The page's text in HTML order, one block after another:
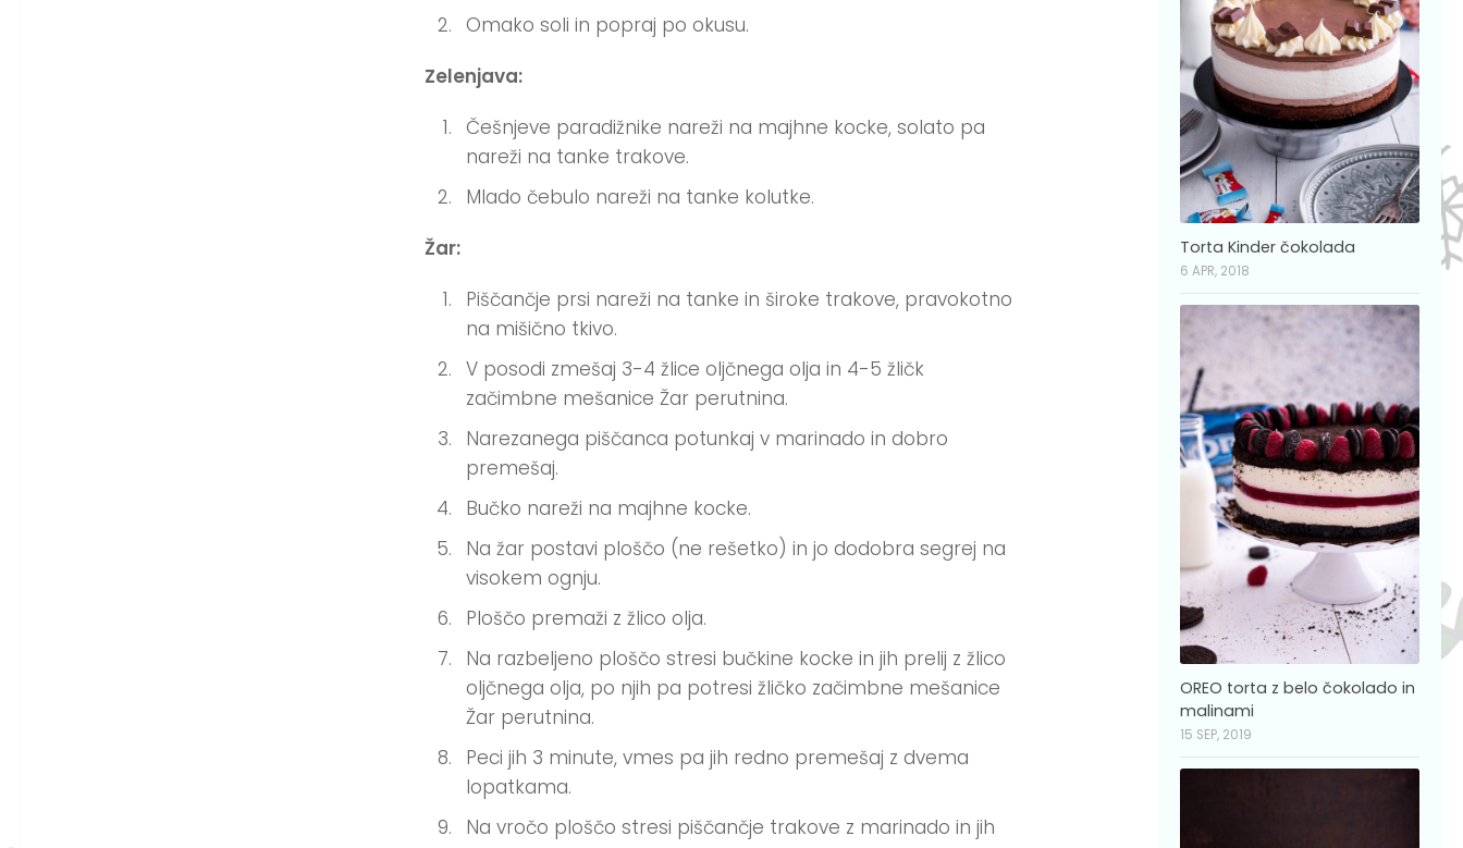
Omako soli in popraj po okusu.
Zelenjava:
Češnjeve paradižnike nareži na majhne kocke, solato pa
nareži na tanke trakove.
Mlado čebulo nareži na tanke kolutke.
Žar:
Piščančje prsi nareži na tanke in široke trakove, pravokotno
na mišično tkivo.
V posodi zmešaj 3-4 žlice oljčnega olja in 4-5 žličk
začimbne mešanice Žar perutnina.
Narezanega piščanca potunkaj v marinado in dobro
premešaj.
Bučko nareži na majhne kocke.
Na žar postavi ploščo (ne rešetko) in jo dodobra segrej na
visokem ognju.
Ploščo premaži z žlico olja.
Na razbeljeno ploščo stresi bučkine kocke in jih prelij z žlico
oljčnega olja, po njih pa potresi žličko začimbne mešanice
Žar perutnina.
Peci jih 3 minute, vmes pa jih redno premešaj z dvema
lopatkama.
Na vročo ploščo stresi piščančje trakove z marinado in jih
Torta Kinder čokolada
6 APR, 2018
OREO torta z belo čokolado in
malinami
15 SEP, 2019